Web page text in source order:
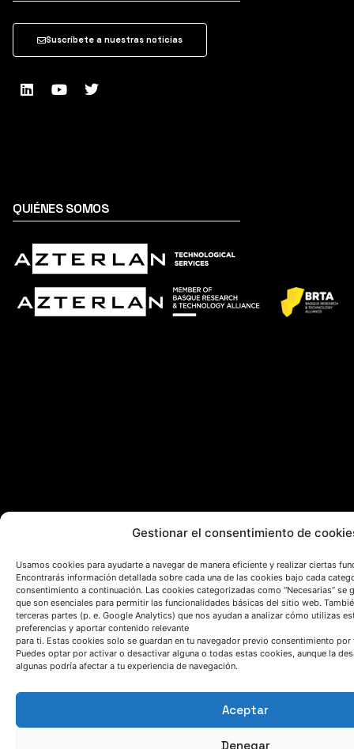
Gestionar el consentimiento de
Usamos cookies para ayudarte a navegar de manera eficiente y realizar ciertas
Encontrarás información detallada sobre cada una de las cookies bajo cada
consentimiento a continuación. Las cookies categorizadas como “Necesarias” se
que son esenciales para permitir las funcionalidades básicas del sitio web.
terceras partes (p. e. Google Analytics) que nos ayudan a analizar cómo utilizas
preferencias y aportar contenido relevante
para ti. Estas cookies solo se guardan en tu navegador previo consentimiento por
Puedes optar por activar o desactivar alguna o todas estas cookies, aunque la
algunas podría afectar a tu experiencia de navegación.
Aceptar
Denegar
Suscríbete a nuestras noticias
QUIÉNES SOMOS
© 2023 AZTERLAN. Todos los derechos reservados.
WebmailIPolítica de privacidad